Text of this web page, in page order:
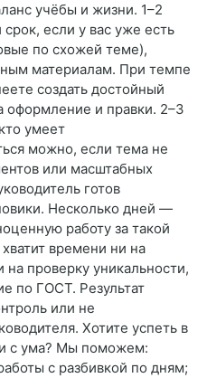
учёбы и жизни. 1–2
если у вас уже есть
по схожей теме),
материалам. При темпе
создать достойный
оформление и правки. 2–3
умеет
можно, если тема не
или масштабных
готов
Несколько дней —
работу за такой
времени ни на
проверку уникальности,
по ГОСТ. Результат
или не
Хотите успеть в
с ума? Мы поможем:
с разбивкой по дням;